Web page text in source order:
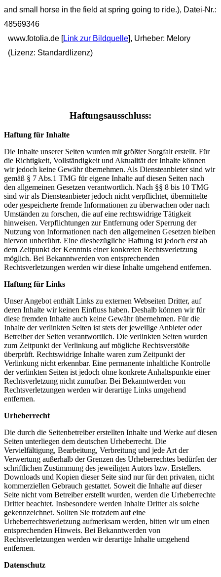
and small horse in the field at spring going to ride.), Datei-Nr.:
48569346
www.fotolia.de [Link zur Bildquelle], Urheber: Melory
(Lizenz: Standardlizenz)
Haftungsausschluss:
Haftung für Inhalte
Die Inhalte unserer Seiten wurden mit größter Sorgfalt erstellt. Für
die Richtigkeit, Vollständigkeit und Aktualität der Inhalte können
wir jedoch keine Gewähr übernehmen. Als Diensteanbieter sind wir
gemäß § 7 Abs.1 TMG für eigene Inhalte auf diesen Seiten nach
den allgemeinen Gesetzen verantwortlich. Nach §§ 8 bis 10 TMG
sind wir als Diensteanbieter jedoch nicht verpflichtet, übermittelte
oder gespeicherte fremde Informationen zu überwachen oder nach
Umständen zu forschen, die auf eine rechtswidrige Tätigkeit
hinweisen. Verpflichtungen zur Entfernung oder Sperrung der
Nutzung von Informationen nach den allgemeinen Gesetzen bleiben
hiervon unberührt. Eine diesbezügliche Haftung ist jedoch erst ab
dem Zeitpunkt der Kenntnis einer konkreten Rechtsverletzung
möglich. Bei Bekanntwerden von entsprechenden
Rechtsverletzungen werden wir diese Inhalte umgehend entfernen.
Haftung für Links
Unser Angebot enthält Links zu externen Webseiten Dritter, auf
deren Inhalte wir keinen Einfluss haben. Deshalb können wir für
diese fremden Inhalte auch keine Gewähr übernehmen. Für die
Inhalte der verlinkten Seiten ist stets der jeweilige Anbieter oder
Betreiber der Seiten verantwortlich. Die verlinkten Seiten wurden
zum Zeitpunkt der Verlinkung auf mögliche Rechtsverstöße
überprüft. Rechtswidrige Inhalte waren zum Zeitpunkt der
Verlinkung nicht erkennbar. Eine permanente inhaltliche Kontrolle
der verlinkten Seiten ist jedoch ohne konkrete Anhaltspunkte einer
Rechtsverletzung nicht zumutbar. Bei Bekanntwerden von
Rechtsverletzungen werden wir derartige Links umgehend
entfernen.
Urheberrecht
Die durch die Seitenbetreiber erstellten Inhalte und Werke auf diesen
Seiten unterliegen dem deutschen Urheberrecht. Die
Vervielfältigung, Bearbeitung, Verbreitung und jede Art der
Verwertung außerhalb der Grenzen des Urheberrechtes bedürfen der
schriftlichen Zustimmung des jeweiligen Autors bzw. Erstellers.
Downloads und Kopien dieser Seite sind nur für den privaten, nicht
kommerziellen Gebrauch gestattet. Soweit die Inhalte auf dieser
Seite nicht vom Betreiber erstellt wurden, werden die Urheberrechte
Dritter beachtet. Insbesondere werden Inhalte Dritter als solche
gekennzeichnet. Sollten Sie trotzdem auf eine
Urheberrechtsverletzung aufmerksam werden, bitten wir um einen
entsprechenden Hinweis. Bei Bekanntwerden von
Rechtsverletzungen werden wir derartige Inhalte umgehend
entfernen.
Datenschutz